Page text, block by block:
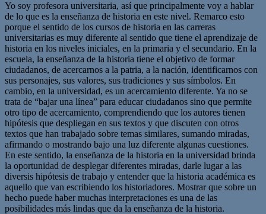
Yo soy profesora universitaria, así que principalmente voy a hablar
de lo que es la enseñanza de historia en este nivel. Remarco esto
porque el sentido de los cursos de historia en las carreras
universitarias es muy diferente al sentido que tiene el aprendizaje de
historia en los niveles iniciales, en la primaria y el secundario. En la
escuela, la enseñanza de la historia tiene el objetivo de formar
ciudadanos, de acercarnos a la patria, a la nación, identificarnos con
sus personajes, sus valores, sus tradiciones y sus símbolos. En
cambio, en la universidad, es un acercamiento diferente. Ya no se
trata de “bajar una línea” para educar ciudadanos sino que permite
otro tipo de acercamiento, comprendiendo que los autores tienen
hipótesis que despliegan en sus textos y que discuten con otros
textos que han trabajado sobre temas similares, sumando miradas,
afirmando o mostrando bajo una luz diferente algunas cuestiones.
En este sentido, la enseñanza de la historia en la universidad brinda
la oportunidad de desplegar diferentes miradas, darle lugar a las
diversis hipótesis de trabajo y entender que la historia académica es
aquello que van escribiendo los historiadores. Mostrar que sobre un
hecho puede haber muchas interpretaciones es una de las
posibilidades más lindas que da la enseñanza de la historia.